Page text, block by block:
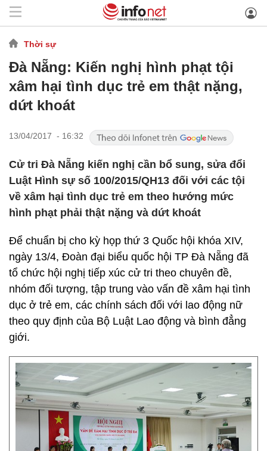
Thời sự
Đà Nẵng: Kiến nghị hình phạt tội
xâm hại tình dục trẻ em thật nặng,
dứt khoát
13/04/2017 - 16:32
Cử tri Đà Nẵng kiến nghị cần bổ sung, sửa đổi
Luật Hình sự số 100/2015/QH13 đối với các tội
về xâm hại tình dục trẻ em theo hướng mức
hình phạt phải thật nặng và dứt khoát
Để chuẩn bị cho kỳ họp thứ 3 Quốc hội khóa XIV,
ngày 13/4, Đoàn đại biểu quốc hội TP Đà Nẵng đã
tổ chức hội nghị tiếp xúc cử tri theo chuyên đề,
nhóm đối tượng, tập trung vào vấn đề xâm hại tình
dục ở trẻ em, các chính sách đối với lao động nữ
theo quy định của Bộ Luật Lao động và bình đẳng
giới.